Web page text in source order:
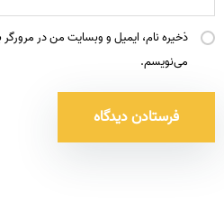
ذخیره نام، ایمیل و وبسایت من در مرورگر
می‌نویسم.